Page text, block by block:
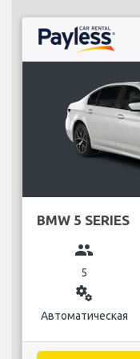
BMW 5 SERIES
group
5
miscellaneous_services
Автоматическая